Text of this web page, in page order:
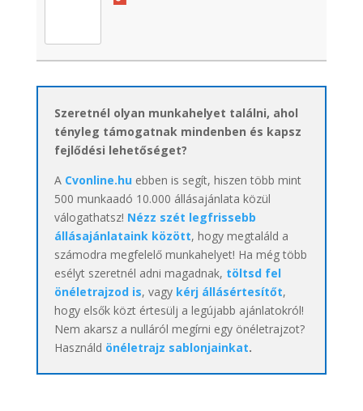
Szeretnél olyan munkahelyet találni, ahol
tényleg támogatnak mindenben és kapsz
fejlődési lehetőséget?
A Cvonline.huebben is segít, hiszen több mint
500 munkaadó 10.000 állásajánlata közül
válogathatsz! Nézz szét legfrissebb
állásajánlataink között, hogy megtaláld a
számodra megfelelő munkahelyet! Ha még több
esélyt szeretnél adni magadnak, töltsd fel
önéletrajzod is, vagy kérj állásértesítőt,
hogy elsők közt értesülj a legújabb ajánlatokról!
Nem akarsz a nulláról megírni egy önéletrajzot?
Használd önéletrajz sablonjainkat.